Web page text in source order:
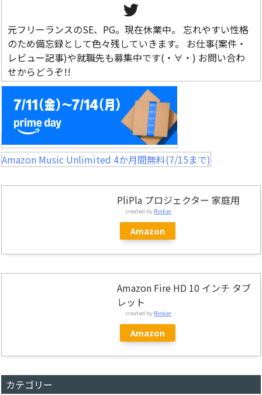
元フリーランスのSE、PG。現在休業中。 忘れやすい性格
のため備忘録として色々残していきます。 お仕事(案件・
レビュー記事)や就職先も募集中です(・∀・) お問い合わ
せからどうぞ!!
Amazon Music Unlimited 4か月間無料(7/15まで)
PliPla プロジェクター 家庭用
created by Rinker
Amazon
Amazon Fire HD 10 インチ タブ
レット
created by Rinker
Amazon
カテゴリー